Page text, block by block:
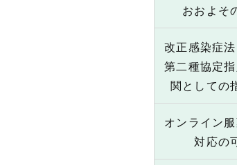
おおよそ
改正感染症
第二種協定
関としての
オンライン
対応の